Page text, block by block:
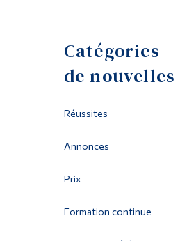
Catégories
de nouvelles
Réussites
Annonces
Prix
Formation continue